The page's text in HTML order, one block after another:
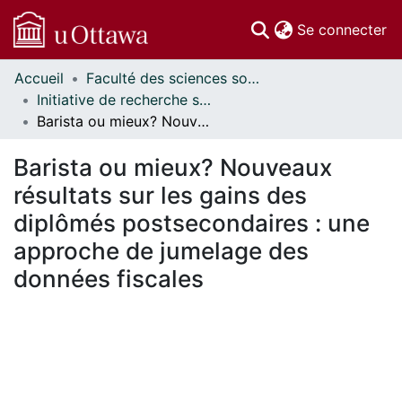
Se connecter
Communautés
et collections
Parcourir
À propos
Accueil
Faculté des sciences sociales // Faculty of Social Sciences
Initiative de recherche sur les politiques d'éducation // Education Policy Research Initiative
Barista ou mieux? Nouveaux résultats sur les gains des diplômés postsecondaires : une approche de jumelage des données fiscales
Barista ou mieux? Nouveaux
résultats sur les gains des
diplômés postsecondaires : une
approche de jumelage des
données fiscales